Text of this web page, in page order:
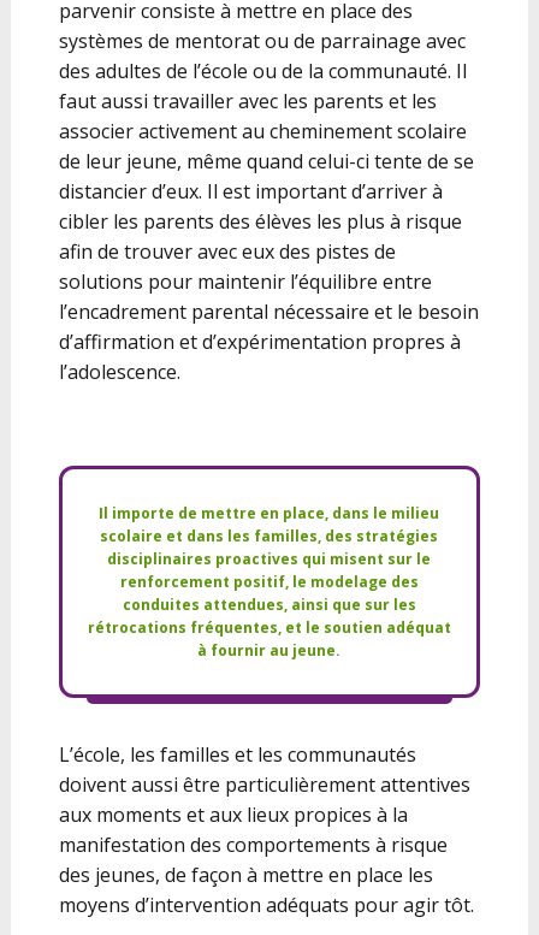
parvenir consiste à mettre en place des
systèmes de mentorat ou de parrainage avec
des adultes de l’école ou de la communauté. Il
faut aussi travailler avec les parents et les
associer activement au cheminement scolaire
de leur jeune, même quand celui-ci tente de se
distancier d’eux. Il est important d’arriver à
cibler les parents des élèves les plus à risque
afin de trouver avec eux des pistes de
solutions pour maintenir l’équilibre entre
l’encadrement parental nécessaire et le besoin
d’affirmation et d’expérimentation propres à
l’adolescence.
Il importe de mettre en place, dans le milieu
scolaire et dans les familles, des stratégies
disciplinaires proactives qui misent sur le
renforcement positif, le modelage des
conduites attendues, ainsi que sur les
rétrocations fréquentes, et le soutien adéquat
à fournir au jeune.
L’école, les familles et les communautés
doivent aussi être particulièrement attentives
aux moments et aux lieux propices à la
manifestation des comportements à risque
des jeunes, de façon à mettre en place les
moyens d’intervention adéquats pour agir tôt.